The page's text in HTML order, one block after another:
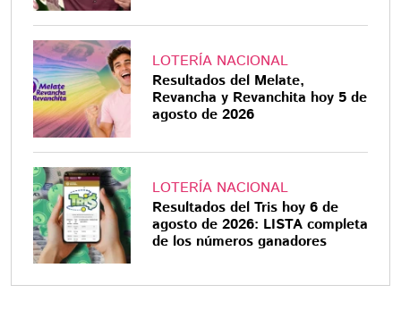
LOTERÍA NACIONAL
Resultados del Melate,
Revancha y Revanchita hoy 5 de
agosto de 2026
LOTERÍA NACIONAL
Resultados del Tris hoy 6 de
agosto de 2026: LISTA completa
de los números ganadores